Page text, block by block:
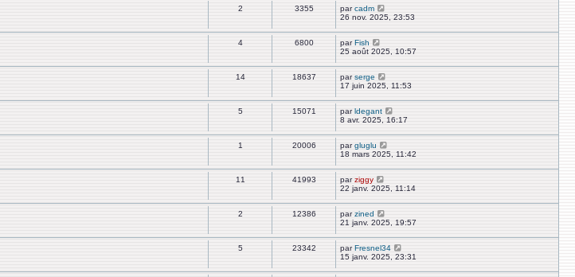
2 3355 parcadm
26 nov. 2025, 23:53
4 6800 parFish
25 août 2025, 10:57
14 18637 parserge
17 juin 2025, 11:53
5 15071 parldegant
8 avr. 2025, 16:17
1 20006 pargluglu
18 mars 2025, 11:42
11 41993 parziggy
22 janv. 2025, 11:14
2 12386 parzined
21 janv. 2025, 19:57
5 23342 parFresnel34
15 janv. 2025, 23:31